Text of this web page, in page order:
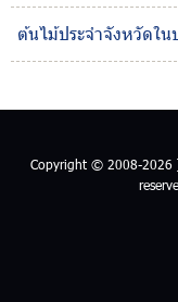
ต้นไม้ประจำจังหวัดใน
Copyright © 2008-2026